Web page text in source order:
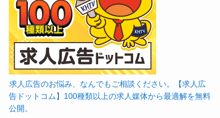
求人広告のお悩み、なんでもご相談ください。【求人広
告ドットコム】100種類以上の求人媒体から最適解を無料
公開。